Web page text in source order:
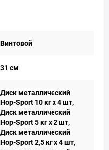
Винтовой
31 см
Диск металлический
Hop-Sport 10 кг x 4 шт,
Диск металлический
Hop-Sport 5 кг x 2 шт,
Диск металлический
Hop-Sport 2,5 кг х 4 шт,